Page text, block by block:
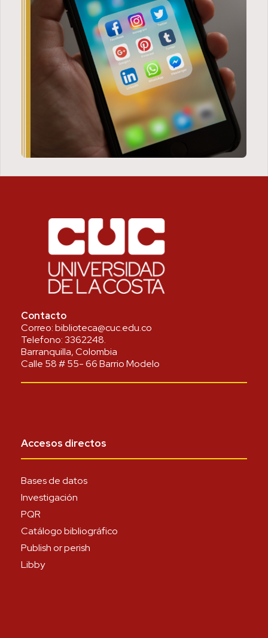
Contacto
Correo:biblioteca@cuc.edu.co
Telefono:3362248.
Barranquilla, Colombia
Calle 58 # 55- 66 Barrio Modelo
Accesos directos
Bases de datos
Investigación
PQR
Catálogo bibliográfico
Publish or perish
Libby